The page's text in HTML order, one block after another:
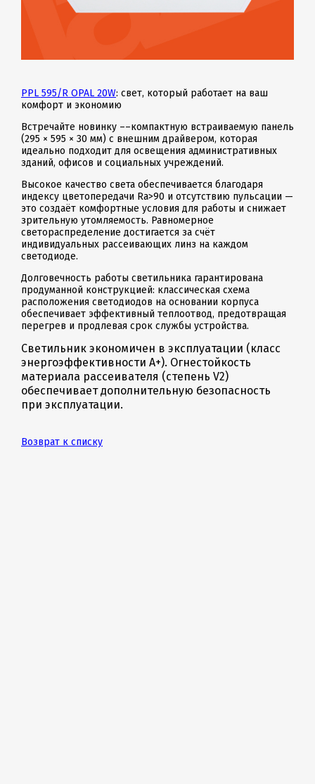
PPL 595/R OPAL 20W: свет, который работает на ваш
комфорт и экономию
Встречайте новинку ––компактную встраиваемую панель
(295 × 595 × 30 мм) с внешним драйвером, которая
идеально подходит для освещения административных
зданий, офисов и социальных учреждений.
Высокое качество света обеспечивается благодаря
индексу цветопередачи Ra>90 и отсутствию пульсации —
это создаёт комфортные условия для работы и снижает
зрительную утомляемость. Равномерное
светораспределение достигается за счёт
индивидуальных рассеивающих линз на каждом
светодиоде.
Долговечность работы светильника гарантирована
продуманной конструкцией: классическая схема
расположения светодиодов на основании корпуса
обеспечивает эффективный теплоотвод, предотвращая
перегрев и продлевая срок службы устройства.
Светильник экономичен в эксплуатации (класс
энергоэффективности А+). Огнестойкость
материала рассеивателя (степень V2)
обеспечивает дополнительную безопасность
при эксплуатации.
Возврат к списку